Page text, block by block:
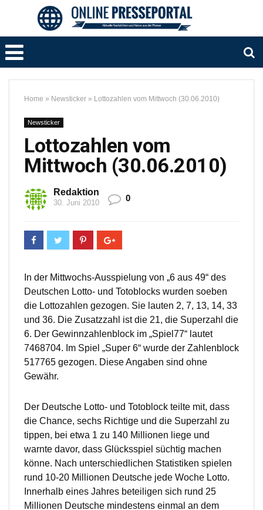
Home » Newsticker » Lottozahlen vom Mittwoch (30.06.2010)
Newsticker
Lottozahlen vom
Mittwoch (30.06.2010)
Redaktion
30. Juni 2010 0
In der Mittwochs-Ausspielung von „6 aus 49“ des
Deutschen Lotto- und Totoblocks wurden soeben
die Lottozahlen gezogen. Sie lauten 2, 7, 13, 14, 33
und 36. Die Zusatzzahl ist die 21, die Superzahl die
6. Der Gewinnzahlenblock im „Spiel77“ lautet
7468704. Im Spiel „Super 6“ wurde der Zahlenblock
517765 gezogen. Diese Angaben sind ohne
Gewähr.
Der Deutsche Lotto- und Totoblock teilte mit, dass
die Chance, sechs Richtige und die Superzahl zu
tippen, bei etwa 1 zu 140 Millionen liege und
warnte davor, dass Glücksspiel süchtig machen
könne. Nach unterschiedlichen Statistiken spielen
rund 10-20 Millionen Deutsche jede Woche Lotto.
Innerhalb eines Jahres beteiligen sich rund 25
Millionen Deutsche mindestens einmal an dem